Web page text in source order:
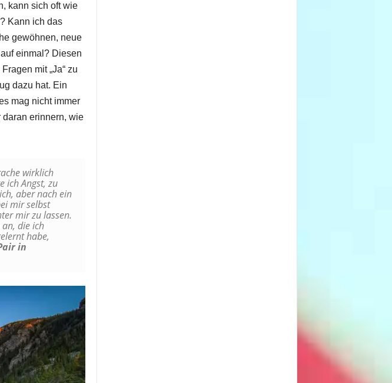
kann sich oft wie
Kann ich das
gewöhnen, neue
einmal? Diesen
mit „Ja“ zu
dazu hat. Ein
mag nicht immer
erinnern, wie
wirklich
ich Angst, zu
aber nach ein
mir selbst
mir zu lassen.
die ich
habe,
in